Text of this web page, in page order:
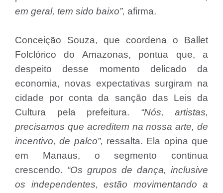
em geral, tem sido baixo”, afirma.
Conceição Souza, que coordena o Ballet
Folclórico do Amazonas, pontua que, a
despeito desse momento delicado da
economia, novas expectativas surgiram na
cidade por conta da sanção das Leis da
Cultura pela prefeitura. “Nós, artistas,
precisamos que acreditem na nossa arte, de
incentivo, de palco”, ressalta. Ela opina que
em Manaus, o segmento continua
crescendo. “Os grupos de dança, inclusive
os independentes, estão movimentando a